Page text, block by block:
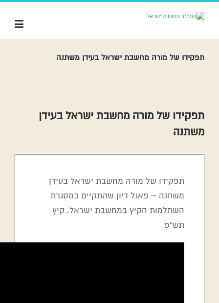
תפקידו של מורה מחשבת ישראל בעידן משתנה
תפקידו של מורה מחשבת ישראל בעידן
משתנה
תפקידו של מורה מחשבת ישראל בעידן
משתנה – פאנל דיון שהתקיים במסגרת
השתלמות הקיץ במחשבת ישראל. קיץ
תש”פ